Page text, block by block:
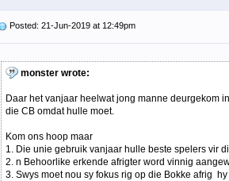
Posted: 21-Jun-2019 at 12:49pm
monster wrote:
Daar het vanjaar heelwat jong manne deurgekom
die CB omdat hulle moet.
Kom ons hoop maar
1. Die unie gebruik vanjaar hulle beste spelers vir
2. n Behoorlike erkende afrigter word vinnig
3. Swys moet nou sy fokus rig op die Bokke afrig